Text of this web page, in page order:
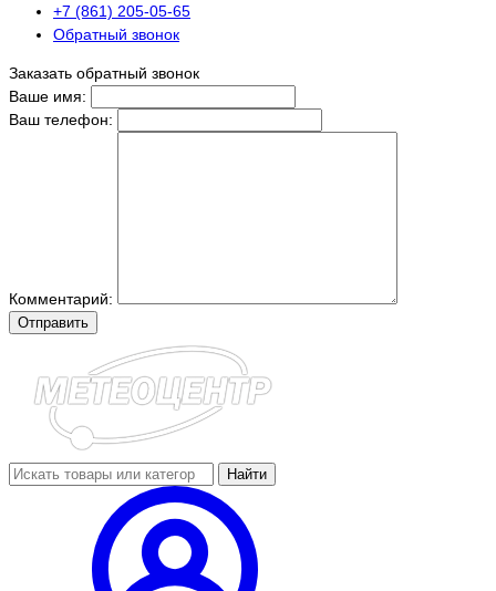
+7 (861) 205-05-65
Обратный звонок
Заказать обратный звонок
Ваше имя:
Ваш телефон:
Комментарий:
Отправить
Найти